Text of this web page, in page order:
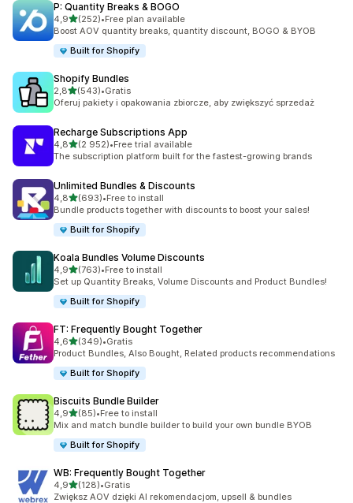
P: Quantity Breaks & BOGO
4,9na 5 gwiazdek
(252)
Łączna liczba recenzji: 252
•Free plan available
Boost AOV quantity breaks, quantity discount, BOGO & BYOB
Built for Shopify
Shopify Bundles
2,8na 5 gwiazdek
(543)
Łączna liczba recenzji: 543
•Gratis
Oferuj pakiety i opakowania zbiorcze, aby zwiększyć sprzedaż
Recharge Subscriptions App
4,8na 5 gwiazdek
(2 952)
Łączna liczba recenzji: 2952
•Free trial available
The subscription platform built for the fastest-growing brands
Unlimited Bundles & Discounts
4,8na 5 gwiazdek
(693)
Łączna liczba recenzji: 693
•Free to install
Bundle products together with discounts to boost your sales!
Built for Shopify
Koala Bundles Volume Discounts
4,9na 5 gwiazdek
(763)
Łączna liczba recenzji: 763
•Free to install
Set up Quantity Breaks, Volume Discounts and Product Bundles!
Built for Shopify
FT: Frequently Bought Together
4,6na 5 gwiazdek
(349)
Łączna liczba recenzji: 349
•Gratis
Product Bundles, Also Bought, Related products recommendations
Built for Shopify
Biscuits Bundle Builder
4,9na 5 gwiazdek
(85)
Łączna liczba recenzji: 85
•Free to install
Mix and match bundle builder to build your own bundle BYOB
Built for Shopify
WB: Frequently Bought Together
4,9na 5 gwiazdek
(128)
Łączna liczba recenzji: 128
•Gratis
Zwiększ AOV dzięki AI rekomendacjom, upsell & bundles